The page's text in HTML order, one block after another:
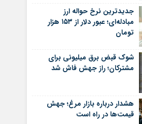
جدیدترین نرخ حواله ارز
مبادله‌ای؛ عبور دلار از ۱۵۳ هزار
تومان
شوک قبض برق میلیونی برای
مشترکان؛ راز جهش فاش شد
هشدار درباره بازار مرغ؛ جهش
قیمت‌ها در راه است